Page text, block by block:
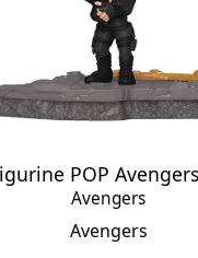
Avengers
Avengers